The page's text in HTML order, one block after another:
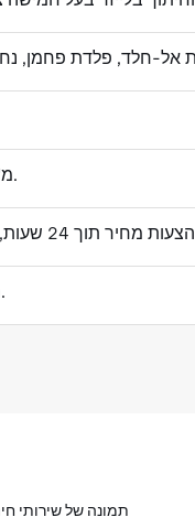
±0.25 מ"מ (±0.010″). תלוי בעובי החומר ובסוג הלייזר.
עיקום CNC, חיתוך ריסוק, שיפוד, הרכבה, חריטת לייזר.